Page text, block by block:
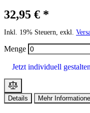
32,95 € *
Inkl. 19% Steuern, exkl.
Menge
Jetzt individuell gestalten
Details Mehr